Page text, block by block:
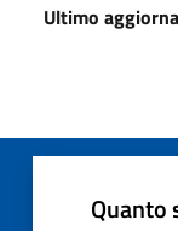
Ultimo
Quanto